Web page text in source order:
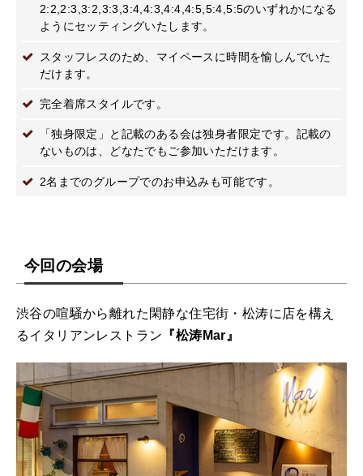
2:2,2:3,3:2,3:3,3:4,4:3,4:4,4:5,5:4,5:5のいずれかになる
ようにセッティングいたします。
スタッフレスのため、マイペースに時間を愉しんでいた
だけます。
完全着席スタイルです。
「独身限定」と記載のある会は独身者限定です。記載の
ないものは、どなたでもご参加いただけます。
2名までのグループでのお申込みも可能です。
今回の会場
渋谷の喧騒から離れた閑静な住宅街・松涛に店を構え
るイタリアンレストラン 『松涛Mar』